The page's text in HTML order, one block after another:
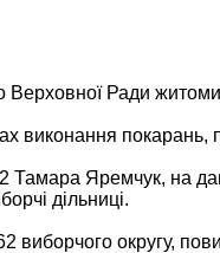
Ради
виконання покарань,
Тамара Яремчук, на
дільниці.
виборчого округу,